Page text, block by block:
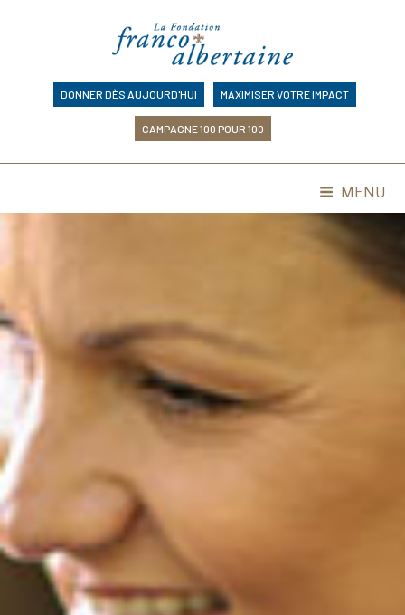
DONNER DÈS AUJOURD'HUI MAXIMISER VOTRE IMPACT
CAMPAGNE 100 POUR 100
MENU